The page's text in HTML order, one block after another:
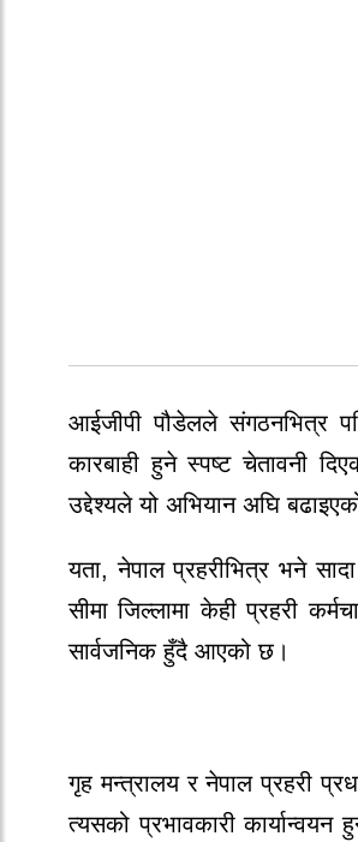
आईजीपी पौडेलले संगठनभित्र
कारबाही हुने स्पष्ट चेतावनी
उद्देश्यले यो अभियान अघि
यता, नेपाल प्रहरीभित्र भने
सीमा जिल्लामा केही प्रहरी
सार्वजनिक हुँदै आएको छ।
गृह मन्त्रालय र नेपाल प्रहरी
त्यसको प्रभावकारी